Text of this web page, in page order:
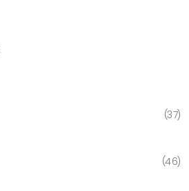
37
46